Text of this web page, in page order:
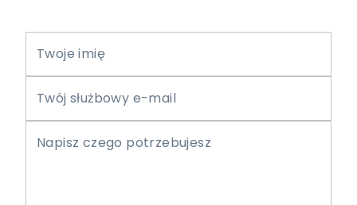
Twoje imię
Twój służbowy e-mail
Napisz czego potrzebujesz